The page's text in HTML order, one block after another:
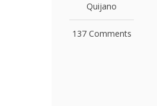
Quijano
137 Comments